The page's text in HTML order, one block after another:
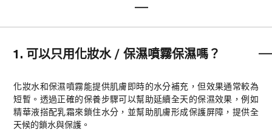
1. 可以只用化妝水 / 保濕噴霧保濕嗎？
化妝水和保濕噴霧能提供肌膚即時的水分補充，但效果通常較為
短暫。透過正確的保養步驟可以幫助延續全天的保濕效果，例如
精華液搭配乳霜來鎖住水分，並幫助肌膚形成保護屏障，提供全
天候的鎖水與保護。